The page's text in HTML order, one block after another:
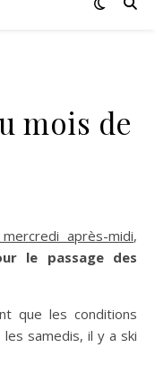
mois de
après-midi,
le passage des
que les conditions
samedis, il y a ski